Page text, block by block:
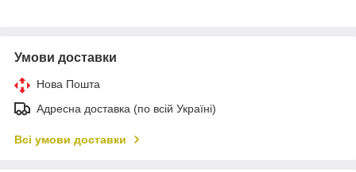
Умови доставки
Нова Пошта
Адресна доставка (по всій Україні)
Всі умови доставки